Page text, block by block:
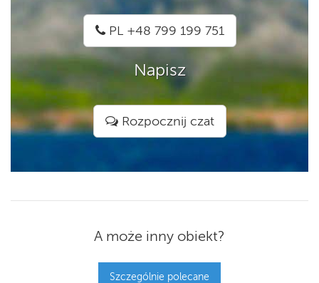
PL +48 799 199 751
Napisz
Rozpocznij czat
A może inny obiekt?
Szczególnie polecane